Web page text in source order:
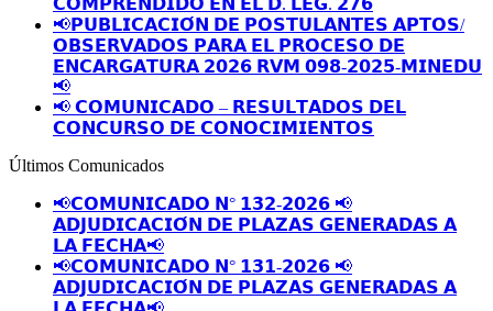
𝗖𝗢𝗠𝗣𝗥𝗘𝗡𝗗𝗜𝗗𝗢 𝗘𝗡 𝗘𝗟 𝗗. 𝗟𝗘𝗚. 𝟮𝟳𝟲
📢𝗣𝗨𝗕𝗟𝗜𝗖𝗔𝗖𝗜𝗢́𝗡 𝗗𝗘 𝗣𝗢𝗦𝗧𝗨𝗟𝗔𝗡𝗧𝗘𝗦 𝗔𝗣𝗧𝗢𝗦/
𝗢𝗕𝗦𝗘𝗥𝗩𝗔𝗗𝗢𝗦 𝗣𝗔𝗥𝗔 𝗘𝗟 𝗣𝗥𝗢𝗖𝗘𝗦𝗢 𝗗𝗘
𝗘𝗡𝗖𝗔𝗥𝗚𝗔𝗧𝗨𝗥𝗔 𝟮𝟬𝟮𝟲 𝗥𝗩𝗠 𝟬𝟵𝟴-𝟮𝟬𝟮𝟱-𝗠𝗜𝗡𝗘𝗗𝗨
📢
📢 𝗖𝗢𝗠𝗨𝗡𝗜𝗖𝗔𝗗𝗢 – 𝗥𝗘𝗦𝗨𝗟𝗧𝗔𝗗𝗢𝗦 𝗗𝗘𝗟
𝗖𝗢𝗡𝗖𝗨𝗥𝗦𝗢 𝗗𝗘 𝗖𝗢𝗡𝗢𝗖𝗜𝗠𝗜𝗘𝗡𝗧𝗢𝗦
Últimos Comunicados
📢𝗖𝗢𝗠𝗨𝗡𝗜𝗖𝗔𝗗𝗢 𝗡° 𝟭𝟯𝟮-𝟮𝟬𝟮𝟲 📢
𝗔𝗗𝗝𝗨𝗗𝗜𝗖𝗔𝗖𝗜𝗢́𝗡 𝗗𝗘 𝗣𝗟𝗔𝗭𝗔𝗦 𝗚𝗘𝗡𝗘𝗥𝗔𝗗𝗔𝗦 𝗔
𝗟𝗔 𝗙𝗘𝗖𝗛𝗔📢
📢𝗖𝗢𝗠𝗨𝗡𝗜𝗖𝗔𝗗𝗢 𝗡° 𝟭𝟯𝟭-𝟮𝟬𝟮𝟲 📢
𝗔𝗗𝗝𝗨𝗗𝗜𝗖𝗔𝗖𝗜𝗢́𝗡 𝗗𝗘 𝗣𝗟𝗔𝗭𝗔𝗦 𝗚𝗘𝗡𝗘𝗥𝗔𝗗𝗔𝗦 𝗔